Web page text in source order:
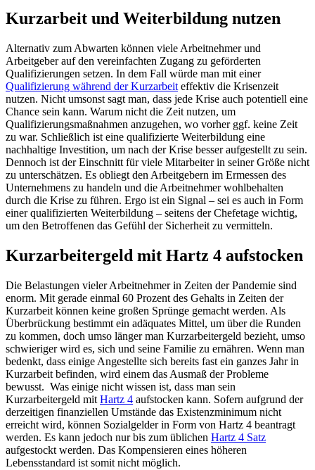
Kurzarbeit und Weiterbildung nutzen
Alternativ zum Abwarten können viele Arbeitnehmer und
Arbeitgeber auf den vereinfachten Zugang zu geförderten
Qualifizierungen setzen. In dem Fall würde man mit einer
Qualifizierung während der Kurzarbeit effektiv die Krisenzeit
nutzen. Nicht umsonst sagt man, dass jede Krise auch potentiell eine
Chance sein kann. Warum nicht die Zeit nutzen, um
Qualifizierungsmaßnahmen anzugehen, wo vorher ggf. keine Zeit
zu war. Schließlich ist eine qualifizierte Weiterbildung eine
nachhaltige Investition, um nach der Krise besser aufgestellt zu sein.
Dennoch ist der Einschnitt für viele Mitarbeiter in seiner Größe nicht
zu unterschätzen. Es obliegt den Arbeitgebern im Ermessen des
Unternehmens zu handeln und die Arbeitnehmer wohlbehalten
durch die Krise zu führen. Ergo ist ein Signal – sei es auch in Form
einer qualifizierten Weiterbildung – seitens der Chefetage wichtig,
um den Betroffenen das Gefühl der Sicherheit zu vermitteln.
Kurzarbeitergeld mit Hartz 4 aufstocken
Die Belastungen vieler Arbeitnehmer in Zeiten der Pandemie sind
enorm. Mit gerade einmal 60 Prozent des Gehalts in Zeiten der
Kurzarbeit können keine großen Sprünge gemacht werden. Als
Überbrückung bestimmt ein adäquates Mittel, um über die Runden
zu kommen, doch umso länger man Kurzarbeitergeld bezieht, umso
schwieriger wird es, sich und seine Familie zu ernähren. Wenn man
bedenkt, dass einige Angestellte sich bereits fast ein ganzes Jahr in
Kurzarbeit befinden, wird einem das Ausmaß der Probleme
bewusst. Was einige nicht wissen ist, dass man sein
Kurzarbeitergeld mit Hartz 4 aufstocken kann. Sofern aufgrund der
derzeitigen finanziellen Umstände das Existenzminimum nicht
erreicht wird, können Sozialgelder in Form von Hartz 4 beantragt
werden. Es kann jedoch nur bis zum üblichen Hartz 4 Satz
aufgestockt werden. Das Kompensieren eines höheren
Lebensstandard ist somit nicht möglich.